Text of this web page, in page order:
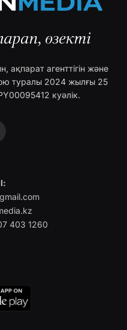
ақпарат агенттігін және
туралы 2024 жылғы 25
куәлік.
403 1260